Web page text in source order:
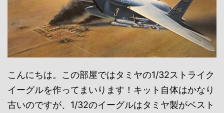
こんにちは。この部屋ではタミヤの1/32ストライク
イーグルを作ってまいります！キット自体はかなり
古いのですが、1/32のイーグルはタミヤ製がベスト